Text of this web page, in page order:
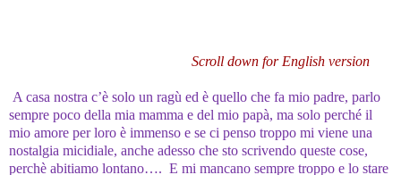
Scroll down for English version
A casa nostra c’è solo un ragù ed è quello che fa mio padre, parlo
sempre poco della mia mamma e del mio papà, ma solo perché il
mio amore per loro è immenso e se ci penso troppo mi viene una
nostalgia micidiale, anche adesso che sto scrivendo queste cose,
perchè abitiamo lontano…. E mi mancano sempre troppo e lo stare